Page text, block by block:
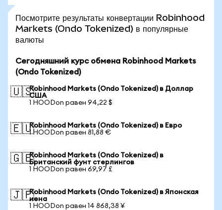
Посмотрите результаты конвертации Robinhood
Markets (Ondo Tokenized) в популярные
валюты
Сегодняшний курс обмена Robinhood Markets
(Ondo Tokenized)
🇺🇸Robinhood Markets (Ondo Tokenized) в Доллар
США
1 HOODon равен 94,22 $
🇪🇺Robinhood Markets (Ondo Tokenized) в Евро
1 HOODon равен 81,88 €
🇬🇧Robinhood Markets (Ondo Tokenized) в
Британский фунт стерлингов
1 HOODon равен 69,97 £
🇯🇵Robinhood Markets (Ondo Tokenized) в Японская
иена
1 HOODon равен 14 868,38 ¥